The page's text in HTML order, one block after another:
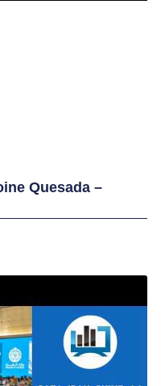
Quesada –